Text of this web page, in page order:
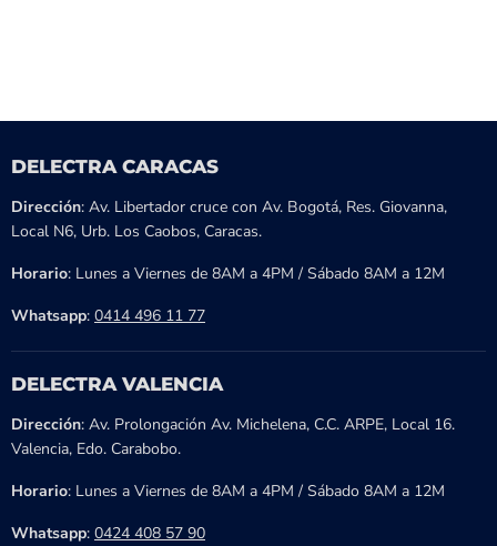
DELECTRA CARACAS
Dirección: Av. Libertador cruce con Av. Bogotá, Res. Giovanna,
Local N6, Urb. Los Caobos, Caracas.
Horario: Lunes a Viernes de 8AM a 4PM / Sábado 8AM a 12M
Whatsapp: 0414 496 11 77
DELECTRA VALENCIA
Dirección: Av. Prolongación Av. Michelena, C.C. ARPE, Local 16.
Valencia, Edo. Carabobo.
Horario: Lunes a Viernes de 8AM a 4PM / Sábado 8AM a 12M
Whatsapp: 0424 408 57 90